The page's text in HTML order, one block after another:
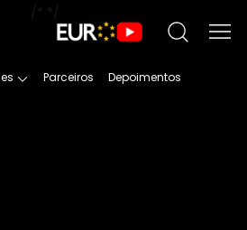
Parceiros Depoimentos
/* */